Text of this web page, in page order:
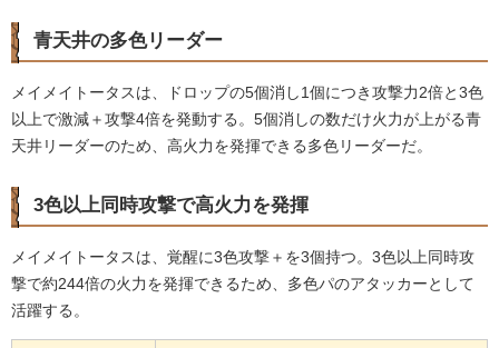
青天井の多色リーダー
メイメイトータスは、ドロップの5個消し1個につき攻撃力2倍と3色
以上で激減＋攻撃4倍を発動する。5個消しの数だけ火力が上がる青
天井リーダーのため、高火力を発揮できる多色リーダーだ。
3色以上同時攻撃で高火力を発揮
メイメイトータスは、覚醒に3色攻撃＋を3個持つ。3色以上同時攻
撃で約244倍の火力を発揮できるため、多色パのアタッカーとして
活躍する。